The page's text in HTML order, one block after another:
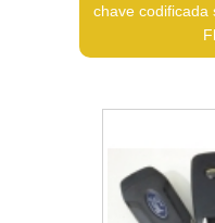
chave codificada